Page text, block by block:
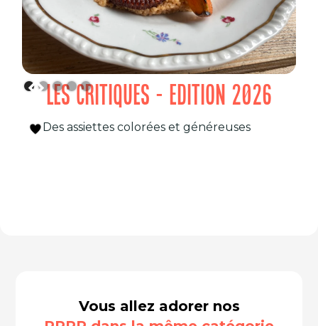
LES CRITIQUES - EDITION 2026
Des assiettes colorées et généreuses
Vous allez adorer nos